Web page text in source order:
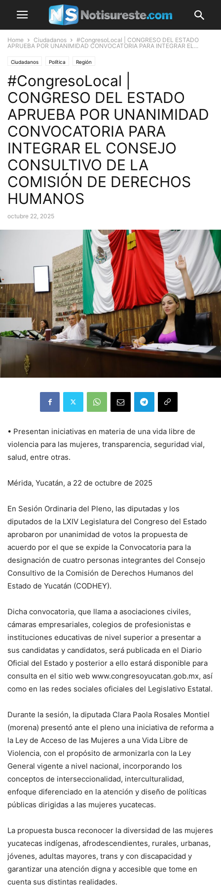
Home Ciudadanos
#CongresoLocal | CONGRESO DEL ESTADO
APRUEBA POR UNANIMIDAD CONVOCATORIA PARA INTEGRAR EL...
Ciudadanos Política Región
#CongresoLocal |
CONGRESO DEL ESTADO
APRUEBA POR UNANIMIDAD
CONVOCATORIA PARA
INTEGRAR EL CONSEJO
CONSULTIVO DE LA
COMISIÓN DE DERECHOS
HUMANOS
octubre 22, 2025
• Presentan iniciativas en materia de una vida libre de
violencia para las mujeres, transparencia, seguridad vial,
salud, entre otras.
Mérida, Yucatán, a 22 de octubre de 2025
En Sesión Ordinaria del Pleno, las diputadas y los
diputados de la LXIV Legislatura del Congreso del Estado
aprobaron por unanimidad de votos la propuesta de
acuerdo por el que se expide la Convocatoria para la
designación de cuatro personas integrantes del Consejo
Consultivo de la Comisión de Derechos Humanos del
Estado de Yucatán (CODHEY).
Dicha convocatoria, que llama a asociaciones civiles,
cámaras empresariales, colegios de profesionistas e
instituciones educativas de nivel superior a presentar a
sus candidatas y candidatos, será publicada en el Diario
Oficial del Estado y posterior a ello estará disponible para
consulta en el sitio web www.congresoyucatan.gob.mx, así
como en las redes sociales oficiales del Legislativo Estatal.
Durante la sesión, la diputada Clara Paola Rosales Montiel
(morena) presentó ante el pleno una iniciativa de reforma a
la Ley de Acceso de las Mujeres a una Vida Libre de
Violencia, con el propósito de armonizarla con la Ley
General vigente a nivel nacional, incorporando los
conceptos de interseccionalidad, interculturalidad,
enfoque diferenciado en la atención y diseño de políticas
públicas dirigidas a las mujeres yucatecas.
La propuesta busca reconocer la diversidad de las mujeres
yucatecas indígenas, afrodescendientes, rurales, urbanas,
jóvenes, adultas mayores, trans y con discapacidad y
garantizar una atención digna y accesible que tome en
cuenta sus distintas realidades.